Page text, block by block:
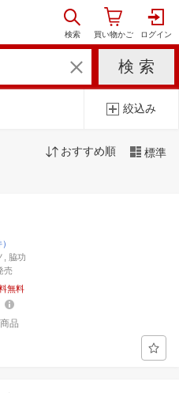
絞込み
おすすめ順 標準
, 脇功
売
無料
品